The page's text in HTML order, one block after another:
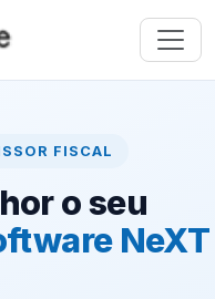
FISCAL
o seu
NeXT